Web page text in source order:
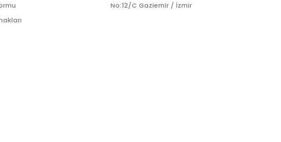
No:12/C Gaziemir / İzmir